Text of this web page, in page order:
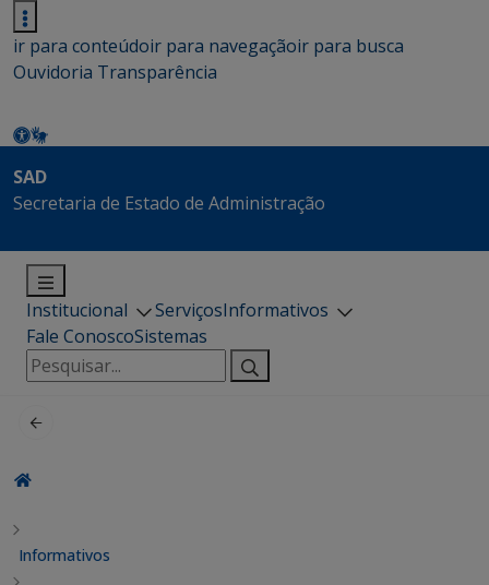
ir para conteúdoir para navegaçãoir para busca
Ouvidoria Transparência
SAD
Secretaria de Estado de Administração
Institucional ServiçosInformativos
Fale ConoscoSistemas
Pesquisar
por:
Informativos